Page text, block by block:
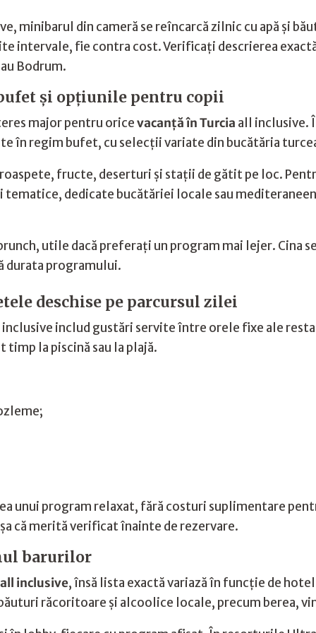
minibarul din cameră se reîncarcă zilnic cu apă și
intervale, fie contra cost. Verificați descrierea
Bodrum.
și opțiunile pentru copii
major pentru oricevacanță în Turcia all inclusive.
în regim bufet, cu selecții variate din bucătăria
fructe, deserturi și stații de gătit pe loc.
dedicate bucătăriei locale sau
utile dacă preferați un program mai lejer. Cina
durata programului.
deschise pe parcursul zilei
includ gustări servite între orele fixe ale
la piscină sau la plajă.
unui program relaxat, fără costuri suplimentare
că merită verificat înainte de rezervare.
barurilor
inclusive, însă lista exactă variază în funcție de
răcoritoare și alcoolice locale, precum berea,